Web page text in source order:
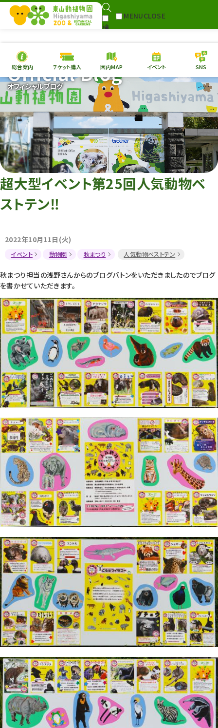
検
MENUCLOSE
本日の開園情報 チケ
園内MAP イベント
総合案内
動物園 植物園
再生プラン
東山動植物園
への支援
環境教育
総合案内 チケット購入 園内MAP イベント SNS
オフィシャルブログ
Official Blog
超大型イベント第25回人気動物ベ
ストテン‼︎
2022年10月11日(火)
イベント 動物園 秋まつり 人気動物ベストテン
秋まつり担当の浅野さんからのブログバトンをいただきましたのでブログ
を書かせていただきます。